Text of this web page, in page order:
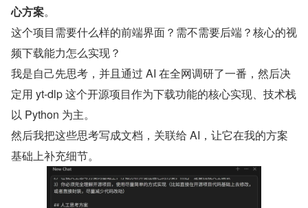
心方案。
这个项目需要什么样的前端界面？需不需要后端？核心的视
频下载能力怎么实现？
我是自己先思考，并且通过 AI 在全网调研了一番，然后决
定用 yt-dlp 这个开源项目作为下载功能的核心实现、技术栈
以 Python 为主。
然后我把这些思考写成文档，关联给 AI，让它在我的方案
基础上补充细节。